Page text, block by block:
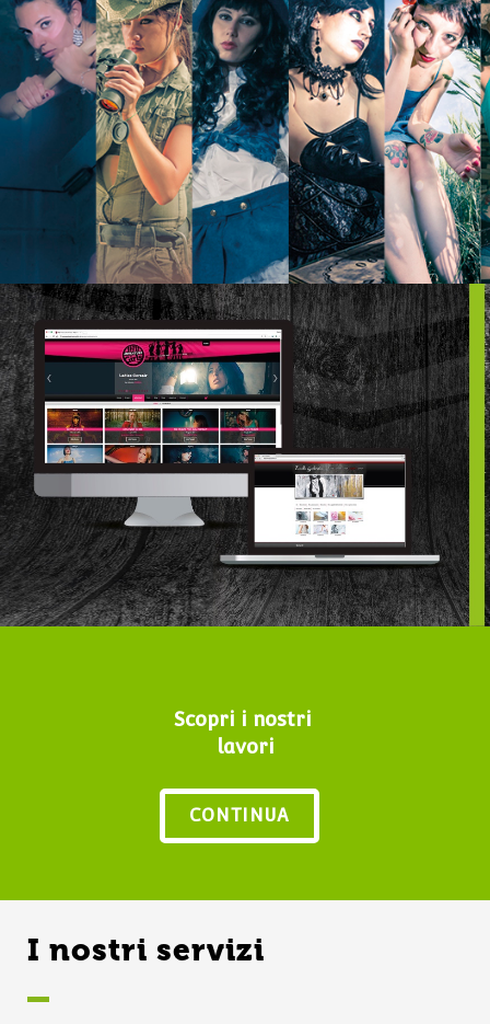
Scopri i nostri
lavori
CONTINUA
I nostri servizi